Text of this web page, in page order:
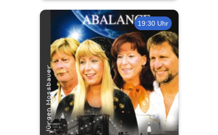
19:30 Uhr